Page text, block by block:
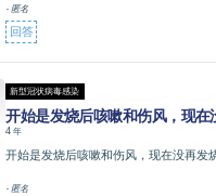
- 匿名
回答
新型冠状病毒感染
开始是发烧后咳嗽和伤风，现
4 年
开始是发烧后咳嗽和伤风，现在没再发
- 匿名